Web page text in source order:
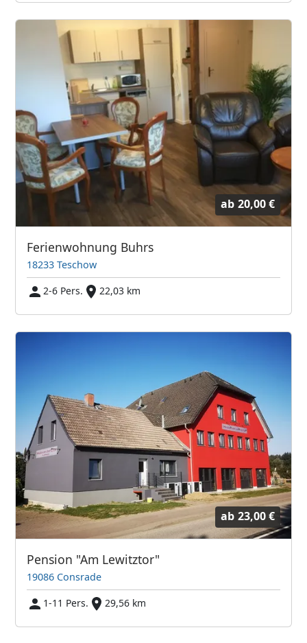
ab 20,00 €
Ferienwohnung Buhrs
18233 Teschow
2-6 Pers.
22,03 km
ab 23,00 €
Pension "Am Lewitztor"
19086 Consrade
1-11 Pers.
29,56 km